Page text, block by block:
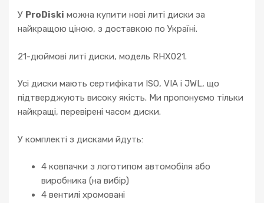
У ProDiski можна купити нові литі диски за
найкращою ціною, з доставкою по Україні.
21-дюймові литі диски, модель RHX021.
Усі диски мають сертифікати ISO, VIA і JWL, що
підтверджують високу якість. Ми пропонуємо тільки
найкращі, перевірені часом диски.
У комплекті з дисками йдуть:
4 ковпачки з логотипом автомобіля або
виробника (на вибір)
4 вентилі хромовані